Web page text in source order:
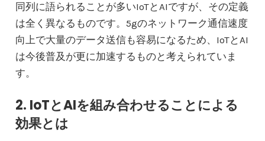
同列に語られることが多いIoTとAIですが、その定義
は全く異なるものです。5gのネットワーク通信速度
向上で大量のデータ送信も容易になるため、IoTとAI
は今後普及が更に加速するものと考えられていま
す。
2. IoTとAIを組み合わせることによる
効果とは